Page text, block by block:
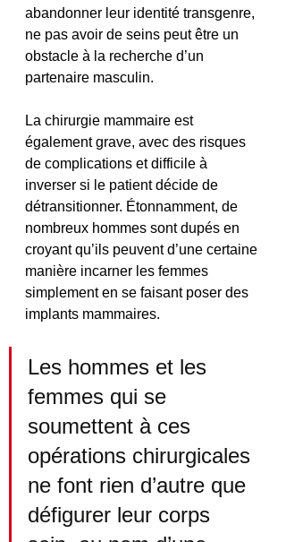
abandonner leur identité transgenre,
ne pas avoir de seins peut être un
obstacle à la recherche d’un
partenaire masculin.
La chirurgie mammaire est
également grave, avec des risques
de complications et difficile à
inverser si le patient décide de
détransitionner. Étonnamment, de
nombreux hommes sont dupés en
croyant qu’ils peuvent d’une certaine
manière incarner les femmes
simplement en se faisant poser des
implants mammaires.
Les hommes et les
femmes qui se
soumettent à ces
opérations chirurgicales
ne font rien d’autre que
défigurer leur corps